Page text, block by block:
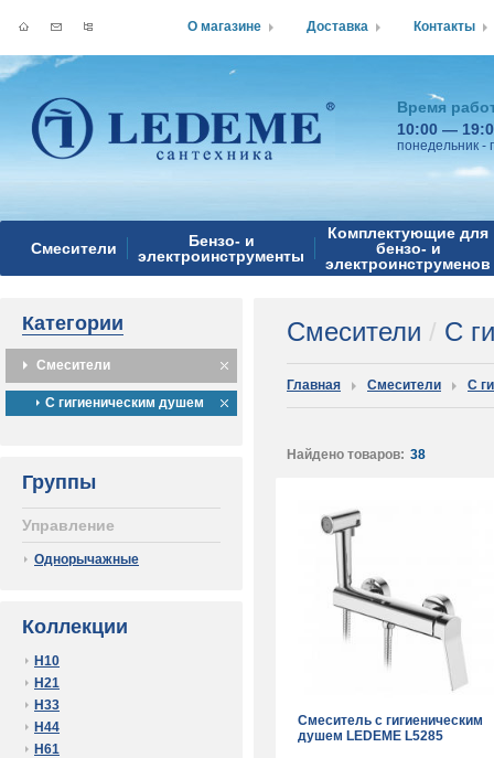
Время
10:00 —
понедельник -
Смесители
Бензо- и
электроинструменты
Комплектующие для
бензо- и
электроинструменов
Категории
Смесители
С гигиеническим душем
Группы
Управление
Однорычажные
Коллекции
H10
H21
H33
H44
H61
Смесители / С
Главная Смесители С
Найдено товаров: 38
Смеситель с гигиеническим
душем LEDEME L5285
О магазине Доставка Контакты